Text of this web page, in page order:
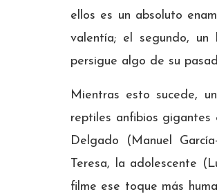
ellos es un absoluto
valentía; el segundo,
persigue algo de su
Mientras esto sucede,
reptiles anfibios gigantes
Delgado (Manuel
Teresa, la adolescente
filme ese toque más